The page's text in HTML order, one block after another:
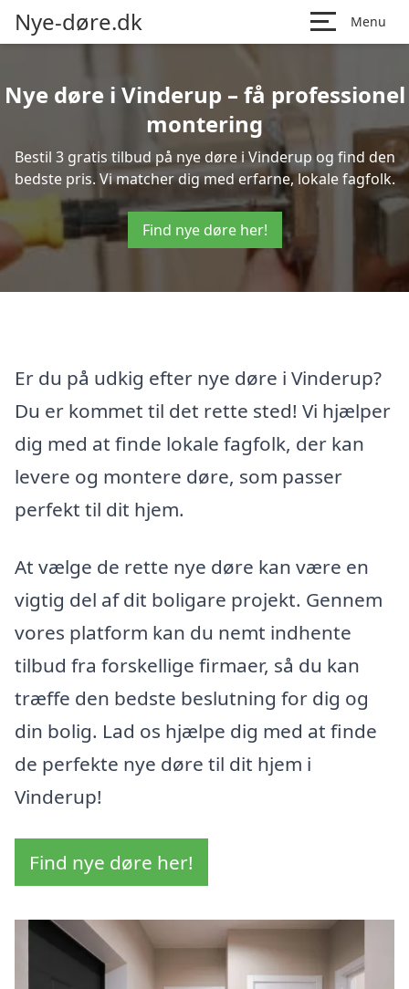
Nye-døre.dk Menu
Nye døre i Vinderup – få professionel
montering
Bestil 3 gratis tilbud på nye døre i Vinderup og find den
bedste pris. Vi matcher dig med erfarne, lokale fagfolk.
Find nye døre her!
Er du på udkig efter nye døre i Vinderup?
Du er kommet til det rette sted! Vi hjælper
dig med at finde lokale fagfolk, der kan
levere og montere døre, som passer
perfekt til dit hjem.
At vælge de rette nye døre kan være en
vigtig del af dit boligare projekt. Gennem
vores platform kan du nemt indhente
tilbud fra forskellige firmaer, så du kan
træffe den bedste beslutning for dig og
din bolig. Lad os hjælpe dig med at finde
de perfekte nye døre til dit hjem i
Vinderup!
Find nye døre her!